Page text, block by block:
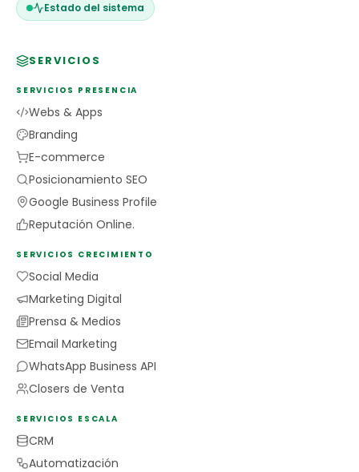
Estado del sistema
SERVICIOS
SERVICIOS PRESENCIA
Webs & Apps
Branding
E-commerce
Posicionamiento SEO
Google Business Profile
Reputación Online.
SERVICIOS CRECIMIENTO
Social Media
Marketing Digital
Prensa & Medios
Email Marketing
WhatsApp Business API
Closers de Venta
SERVICIOS ESCALA
CRM
Automatización